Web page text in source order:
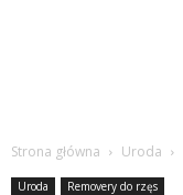
Strona główna Uroda
Uroda Removery do rzęs